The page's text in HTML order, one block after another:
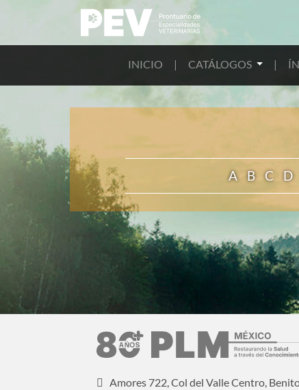
INICIO | CATÁLOGOS |
A B C D
Amores 722, Col del Valle Centro,